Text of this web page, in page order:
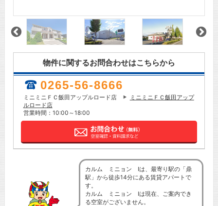
物件に関するお問合わせはこちらから
0265-56-8666
ミニミニＦＣ飯田アップルロード店
ミニミニＦＣ飯田アップ
ルロード店
営業時間：10:00～18:00
カルム ミニョン Ⅰは、最寄り駅の「鼎
駅」から徒歩14分にある賃貸アパートで
す。
カルム ミニョン Ⅰは現在、ご案内でき
る空室がございません。